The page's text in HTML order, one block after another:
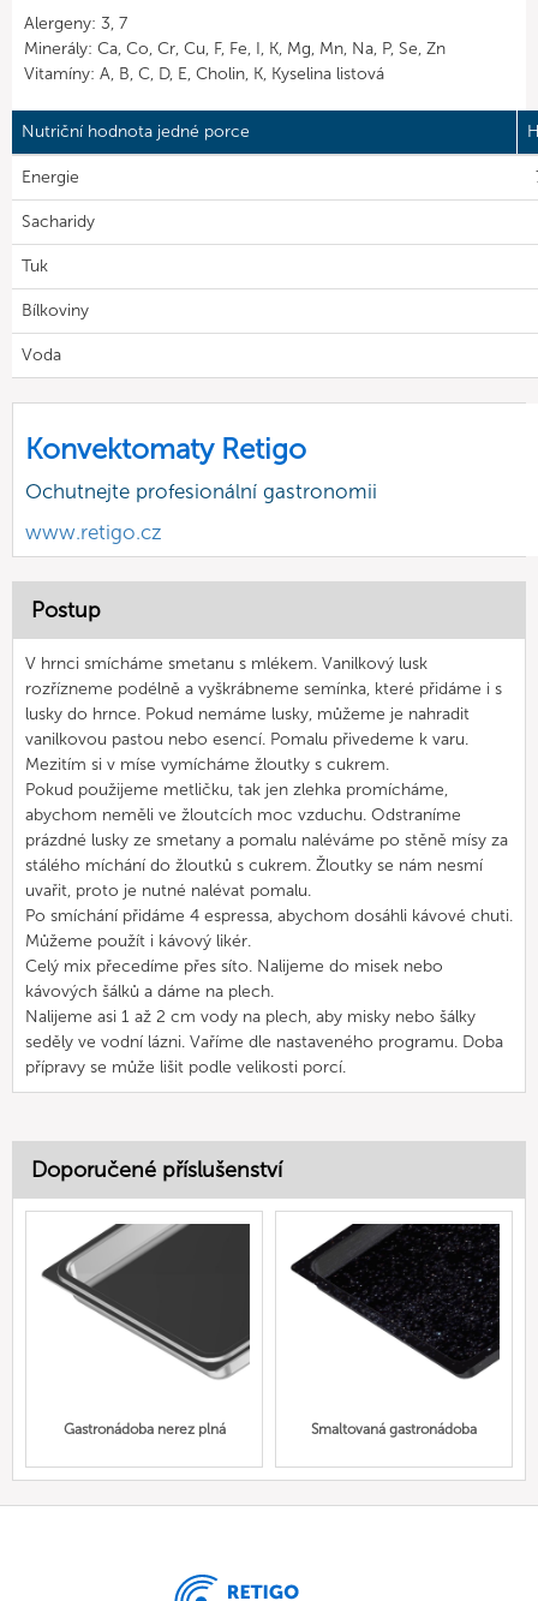
Alergeny: 3, 7
Minerály: Ca, Co, Cr, Cu, F, Fe, I, K, Mg, Mn, Na, P, Se, Zn
Vitamíny: A, B, C, D, E, Cholin, K, Kyselina listová
Nutriční hodnota jedné porce
Energie
Sacharidy
Tuk
Bílkoviny
Voda
Konvektomaty Retigo
Ochutnejte profesionální gastronomii
www.retigo.cz
Postup
V hrnci smícháme smetanu s mlékem. Vanilkový lusk
rozřízneme podélně a vyškrábneme semínka, které přidáme i s
lusky do hrnce. Pokud nemáme lusky, můžeme je nahradit
vanilkovou pastou nebo esencí. Pomalu přivedeme k varu.
Mezitím si v míse vymícháme žloutky s cukrem.
Pokud použijeme metličku, tak jen zlehka promícháme,
abychom neměli ve žloutcích moc vzduchu. Odstraníme
prázdné lusky ze smetany a pomalu naléváme po stěně mísy za
stálého míchání do žloutků s cukrem. Žloutky se nám nesmí
uvařit, proto je nutné nalévat pomalu.
Po smíchání přidáme 4 espressa, abychom dosáhli kávové chuti.
Můžeme použít i kávový likér.
Celý mix přecedíme přes síto. Nalijeme do misek nebo
kávových šálků a dáme na plech.
Nalijeme asi 1 až 2 cm vody na plech, aby misky nebo šálky
seděly ve vodní lázni. Vaříme dle nastaveného programu. Doba
přípravy se může lišit podle velikosti porcí.
Doporučené příslušenství
Gastronádoba nerez plná Smaltovaná gastronádoba